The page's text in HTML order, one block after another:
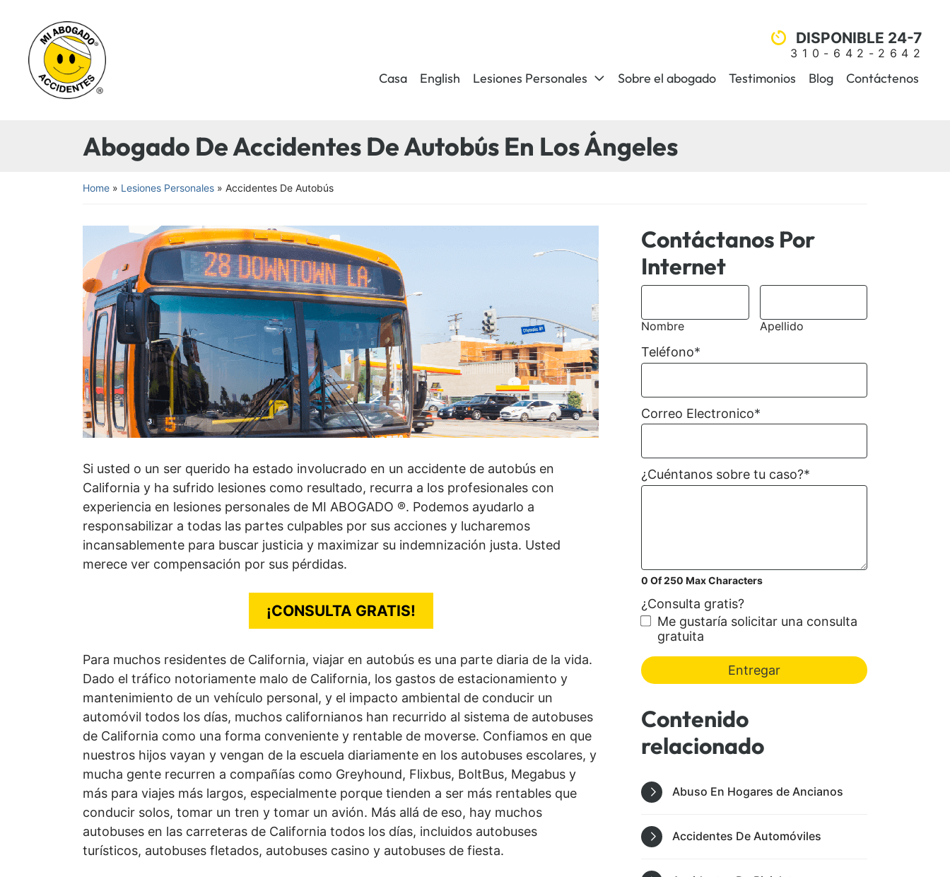
content
Return home
DISPONIBLE 24-7
310-642-2642
Casa English Lesiones Personales Sobre el abogado Testimonios Blog Contáctenos
Abogado De Accidentes De Autobús En Los Ángeles
Home » Lesiones Personales » Accidentes De Autobús
Si usted o un ser querido ha estado involucrado en un accidente de autobús en
California y ha sufrido lesiones como resultado, recurra a los profesionales con
experiencia en lesiones personales de MI ABOGADO ®. Podemos ayudarlo a
responsabilizar a todas las partes culpables por sus acciones y lucharemos
incansablemente para buscar justicia y maximizar su indemnización justa. Usted
merece ver compensación por sus pérdidas.
¡CONSULTA GRATIS!
Para muchos residentes de California, viajar en autobús es una parte diaria de la vida.
Dado el tráfico notoriamente malo de California, los gastos de estacionamiento y
mantenimiento de un vehículo personal, y el impacto ambiental de conducir un
automóvil todos los días, muchos californianos han recurrido al sistema de autobuses
de California como una forma conveniente y rentable de moverse. Confiamos en que
nuestros hijos vayan y vengan de la escuela diariamente en los autobuses escolares, y
mucha gente recurren a compañías como Greyhound, Flixbus, BoltBus, Megabus y
más para viajes más largos, especialmente porque tienden a ser más rentables que
conducir solos, tomar un tren y tomar un avión. Más allá de eso, hay muchos
autobuses en las carreteras de California todos los días, incluidos autobuses
turísticos, autobuses fletados, autobuses casino y autobuses de fiesta.
Contáctanos Por
Internet
*
Nombre Apellido
Teléfono*
Correo Electronico*
¿Cuéntanos sobre tu caso?*
0 Of 250 Max Characters
¿Consulta gratis?
Me gustaría solicitar una consulta
gratuita
Entregar
Contenido
relacionado
Abuso En Hogares de Ancianos
Accidentes De Automóviles